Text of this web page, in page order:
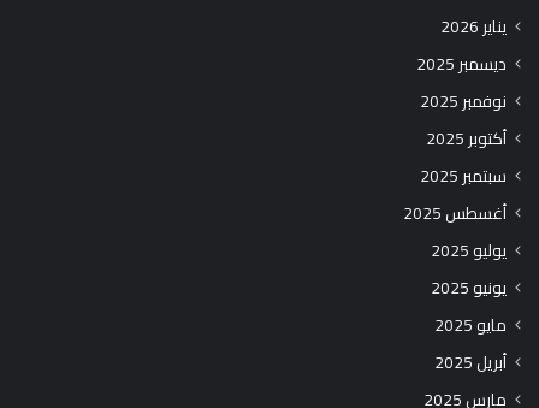
يناير 2026
ديسمبر 2025
نوفمبر 2025
أكتوبر 2025
سبتمبر 2025
أغسطس 2025
يوليو 2025
يونيو 2025
مايو 2025
أبريل 2025
مارس 2025